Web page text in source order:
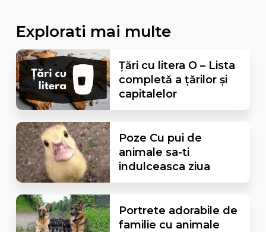
Explorati mai multe
Țări cu litera O – Lista
completă a țărilor și
capitalelor
Poze Cu pui de
animale sa-ti
indulceasca ziua
Portrete adorabile de
familie cu animale